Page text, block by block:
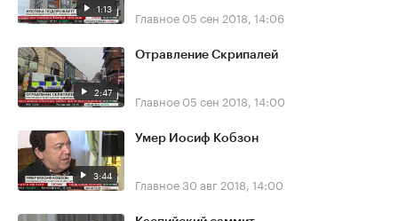
1:13 Главное 05 сен 2018, 14:06
2:47
Отравление Скрипалей
Главное 05 сен 2018, 14:00
3:44
Умер Иосиф Кобзон
Главное30 авг 2018, 14:00